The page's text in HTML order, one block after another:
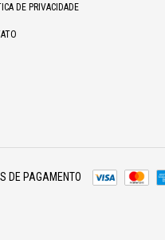
DE PRIVACIDADE
DE PAGAMENTO